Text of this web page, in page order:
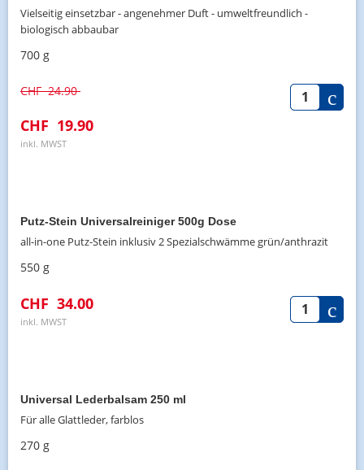
Vielseitig einsetzbar - angenehmer Duft - umweltfreundlich -
biologisch abbaubar
700 g
CHF 24.90
CHF 19.90
inkl. MWST
Putz-Stein Universalreiniger 500g Dose
all-in-one Putz-Stein inklusiv 2 Spezialschwämme grün/anthrazit
550 g
CHF 34.00
inkl. MWST
Universal Lederbalsam 250 ml
Für alle Glattleder, farblos
270 g